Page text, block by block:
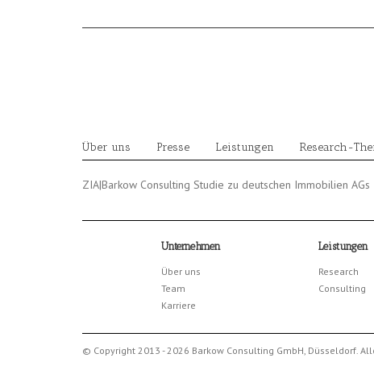
Über uns Presse Leistungen Research-
ZIA|Barkow Consulting Studie zu deutschen Immobilien AGs
Unternehmen
Über uns
Team
Karriere
Leistungen
Research
Consulting
© Copyright 2013 - 2026 Barkow Consulting GmbH, Düsseldorf.